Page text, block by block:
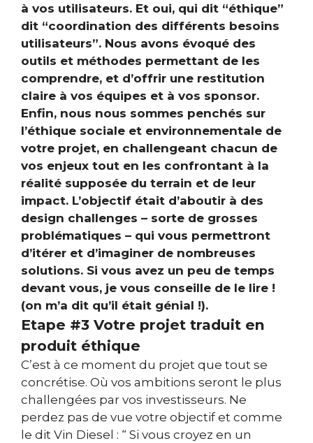
à vos utilisateurs. Et oui, qui dit “éthique”
dit “coordination des différents besoins
utilisateurs”. Nous avons évoqué des
outils et méthodes permettant de les
comprendre, et d’offrir une restitution
claire à vos équipes et à vos sponsor.
Enfin, nous nous sommes penchés sur
l’éthique sociale et environnementale de
votre projet, en challengeant chacun de
vos enjeux tout en les confrontant à la
réalité supposée du terrain et de leur
impact. L’objectif était d’aboutir à des
design challenges – sorte de grosses
problématiques – qui vous permettront
d’itérer et d’imaginer de nombreuses
solutions. Si vous avez un peu de temps
devant vous, je vous conseille de le lire !
(on m’a dit qu’il était génial !).
Etape #3 Votre projet traduit en
produit éthique
C’est à ce moment du projet que tout se
concrétise. Où vos ambitions seront le plus
challengées par vos investisseurs. Ne
perdez pas de vue votre objectif et comme
le dit Vin Diesel : “ Si vous croyez en un